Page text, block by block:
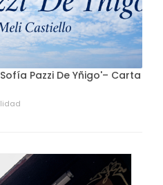
Pazzi De Yñigo'– Carta